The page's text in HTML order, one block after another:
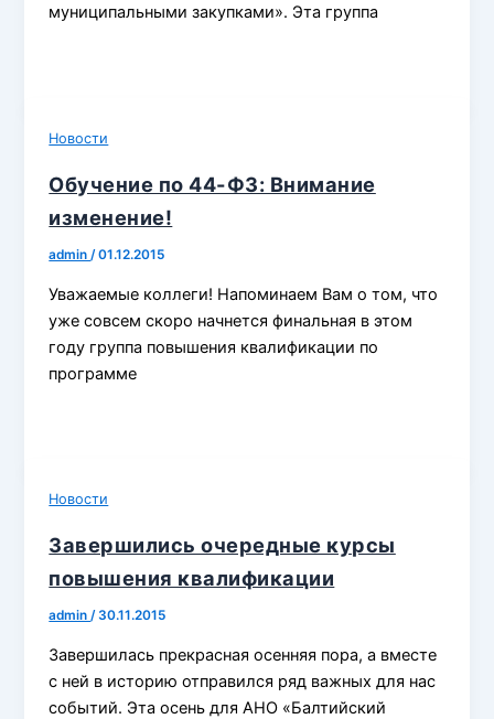
муниципальными закупками». Эта группа
Новости
Обучение по 44-ФЗ: Внимание
изменение!
admin/01.12.2015
Уважаемые коллеги! Напоминаем Вам о том, что
уже совсем скоро начнется финальная в этом
году группа повышения квалификации по
программе
Новости
Завершились очередные курсы
повышения квалификации
admin/30.11.2015
Завершилась прекрасная осенняя пора, а вместе
с ней в историю отправился ряд важных для нас
событий. Эта осень для АНО «Балтийский